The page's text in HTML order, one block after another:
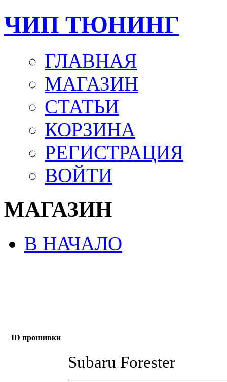
ЧИП ТЮНИНГ
ГЛАВНАЯ
МАГАЗИН
СТАТЬИ
КОРЗИНА
РЕГИСТРАЦИЯ
ВОЙТИ
МАГАЗИН
В НАЧАЛО
ID прошивки
Subaru Forester